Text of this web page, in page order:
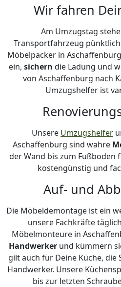
Wir fahren
Am Umzugstag
Transportfahrzeug
Möbelpacker in
ein, sichern die Ladung und
von Aschaffenburg nach
Umzugshelfer ist
Unsere Umzugshelfer
Aschaffenburg sind wahre
der Wand bis zum Fußboden
kostengünstig und
Auf- und
Die Möbeldemontage ist ein
unsere Fachkräfte
Möbelmonteure in
Handwerker und kümmern
gilt auch für Deine Küche, die
Handwerker. Unsere
bis zur letzten